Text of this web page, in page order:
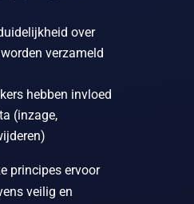
over
verzameld
hebben invloed
(inzage,
principes ervoor
veilig en